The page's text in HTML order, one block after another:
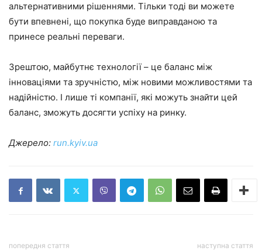
альтернативними рішеннями. Тільки тоді ви можете
бути впевнені, що покупка буде виправданою та
принесе реальні переваги.
Зрештою, майбутнє технології – це баланс між
інноваціями та зручністю, між новими можливостями та
надійністю. І лише ті компанії, які можуть знайти цей
баланс, зможуть досягти успіху на ринку.
Джерело: run.kyiv.ua
попередня стаття наступна стаття